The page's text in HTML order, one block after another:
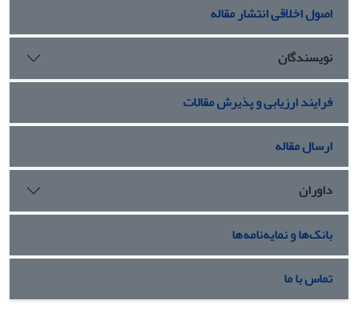
اصول اخلاقی انتشار مقاله
نویسندگان
فرایند ارزیابی و پذیرش مقالات
ارسال مقاله
داوران
بانک‌ها و نمایه‌نامه‌ها
تماس با ما